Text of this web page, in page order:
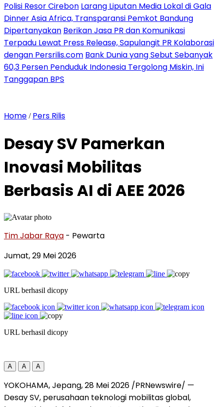
Polisi Resor Cirebon Larang Liputan Media Lokal di Gala
Dinner Asia Africa, Transparansi Pemkot Bandung
Dipertanyakan Berikan Jasa PR dan Komunikasi
Terpadu Lewat Press Release, Sapulangit PR Kolaborasi
dengan Persrilis.com Bank Dunia yang Sebut Sebanyak
60,3 Persen Penduduk Indonesia Tergolong Miskin, Ini
Tanggapan BPS
Home / Pers Rilis
Desay SV Pamerkan
Inovasi Mobilitas
Berbasis AI di AEE 2026
Tim Jabar Raya - Pewarta
Jumat, 29 Mei 2026
URL berhasil dicopy
URL berhasil dicopy
A A A
YOKOHAMA, Jepang, 28 Mei 2026 /PRNewswire/ —
Desay SV, perusahaan teknologi mobilitas global,